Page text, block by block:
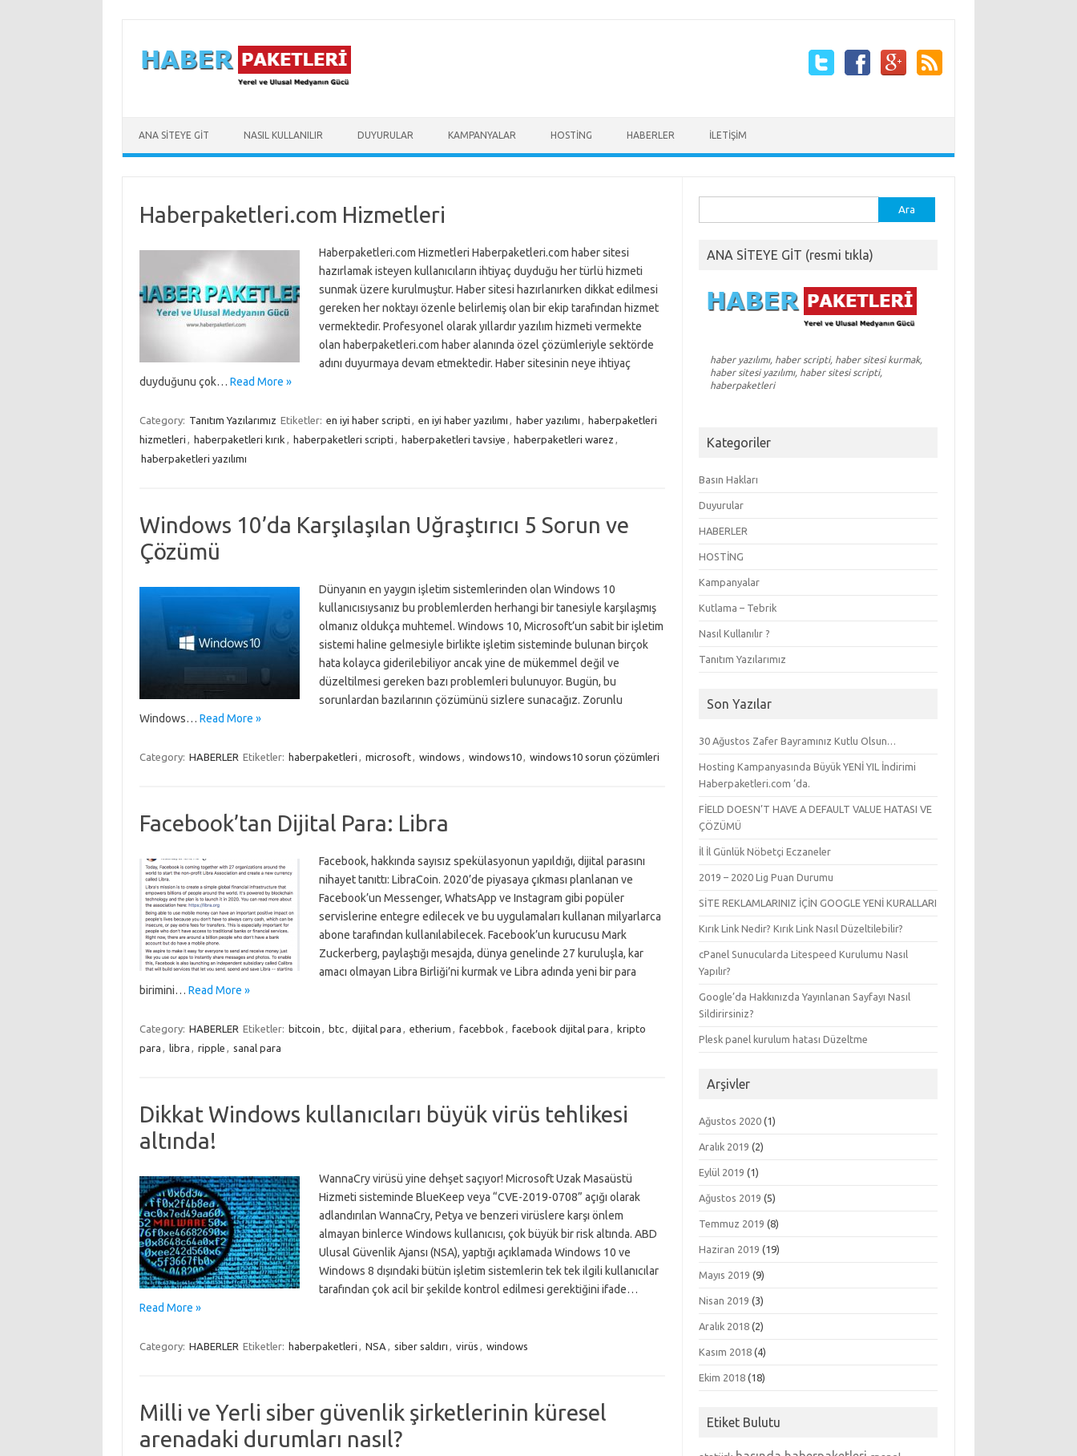
ANA SİTEYE GİT NASIL KULLANILIR DUYURULAR KAMPANYALAR HOSTİNG HABERLER İLETİŞİM
Haberpaketleri.com Hizmetleri
Haberpaketleri.com Hizmetleri Haberpaketleri.com haber sitesi
hazırlamak isteyen kullanıcıların ihtiyaç duyduğu her türlü hizmeti
sunmak üzere kurulmuştur. Haber sitesi hazırlanırken dikkat edilmesi
gereken her noktayı özenle belirlemiş olan bir ekip tarafından hizmet
vermektedir. Profesyonel olarak yıllardır yazılım hizmeti vermekte
olan haberpaketleri.com haber alanında özel çözümleriyle sektörde
adını duyurmaya devam etmektedir. Haber sitesinin neye ihtiyaç
duyduğunu çok… Read More »
Category: Tanıtım Yazılarımız Etiketler: en iyi haber scripti , en iyi haber yazılımı , haber yazılımı , haberpaketleri
hizmetleri , haberpaketleri kırık , haberpaketleri scripti , haberpaketleri tavsiye , haberpaketleri warez ,
haberpaketleri yazılımı
Windows 10’da Karşılaşılan Uğraştırıcı 5 Sorun ve
Çözümü
Dünyanın en yaygın işletim sistemlerinden olan Windows 10
kullanıcısıysanız bu problemlerden herhangi bir tanesiyle karşılaşmış
olmanız oldukça muhtemel. Windows 10, Microsoft’un sabit bir işletim
sistemi haline gelmesiyle birlikte işletim sisteminde bulunan birçok
hata kolayca giderilebiliyor ancak yine de mükemmel değil ve
düzeltilmesi gereken bazı problemleri bulunuyor. Bugün, bu
sorunlardan bazılarının çözümünü sizlere sunacağız. Zorunlu
Windows… Read More »
Category: HABERLER Etiketler: haberpaketleri , microsoft, windows , windows10, windows10 sorun çözümleri
Facebook’tan Dijital Para: Libra
Facebook, hakkında sayısız spekülasyonun yapıldığı, dijital parasını
nihayet tanıttı: LibraCoin. 2020’de piyasaya çıkması planlanan ve
Facebook’un Messenger, WhatsApp ve Instagram gibi popüler
servislerine entegre edilecek ve bu uygulamaları kullanan milyarlarca
abone tarafından kullanılabilecek. Facebook’un kurucusu Mark
Zuckerberg, paylaştığı mesajda, dünya genelinde 27 kuruluşla, kar
amacı olmayan Libra Birliği’ni kurmak ve Libra adında yeni bir para
birimini… Read More »
Category: HABERLER Etiketler: bitcoin , btc, dijital para , etherium , facebbok , facebook dijital para , kripto
para , libra , ripple , sanal para
Dikkat Windows kullanıcıları büyük virüs tehlikesi
altında!
WannaCry virüsü yine dehşet saçıyor! Microsoft Uzak Masaüstü
Hizmeti sisteminde BlueKeep veya “CVE-2019-0708” açığı olarak
adlandırılan WannaCry, Petya ve benzeri virüslere karşı önlem
almayan binlerce Windows kullanıcısı, çok büyük bir risk altında. ABD
Ulusal Güvenlik Ajansı (NSA), yaptığı açıklamada Windows 10 ve
Windows 8 dışındaki bütün işletim sistemlerin tek tek ilgili kullanıcılar
tarafından çok acil bir şekilde kontrol edilmesi gerektiğini ifade…
Read More »
Category: HABERLER Etiketler: haberpaketleri , NSA , siber saldırı , virüs , windows
Milli ve Yerli siber güvenlik şirketlerinin küresel
arenadaki durumları nasıl?
ANA SİTEYE GİT (resmi tıkla)
haber yazılımı, haber scripti, haber sitesi kurmak,
haber sitesi yazılımı, haber sitesi scripti,
haberpaketleri
Kategoriler
Basın Hakları
Duyurular
HABERLER
HOSTİNG
Kampanyalar
Kutlama – Tebrik
Nasıl Kullanılır ?
Tanıtım Yazılarımız
Son Yazılar
30 Ağustos Zafer Bayramınız Kutlu Olsun…
Hosting Kampanyasında Büyük YENİ YIL İndirimi
Haberpaketleri.com ‘da.
FİELD DOESN’T HAVE A DEFAULT VALUE HATASI VE
ÇÖZÜMÜ
İl İl Günlük Nöbetçi Eczaneler
2019 – 2020 Lig Puan Durumu
SİTE REKLAMLARINIZ İÇİN GOOGLE YENİ KURALLARI
Kırık Link Nedir? Kırık Link Nasıl Düzeltilebilir?
cPanel Sunucularda Litespeed Kurulumu Nasıl
Yapılır?
Google’da Hakkınızda Yayınlanan Sayfayı Nasıl
Sildirirsiniz?
Plesk panel kurulum hatası Düzeltme
Arşivler
Ağustos 2020 (1)
Aralık 2019 (2)
Eylül 2019 (1)
Ağustos 2019 (5)
Temmuz 2019 (8)
Haziran 2019 (19)
Mayıs 2019 (9)
Nisan 2019 (3)
Aralık 2018 (2)
Kasım 2018 (4)
Ekim 2018 (18)
Etiket Bulutu